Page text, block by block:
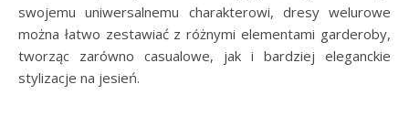
swojemu uniwersalnemu charakterowi, dresy welurowe
można łatwo zestawiać z różnymi elementami garderoby,
tworząc zarówno casualowe, jak i bardziej eleganckie
stylizacje na jesień.